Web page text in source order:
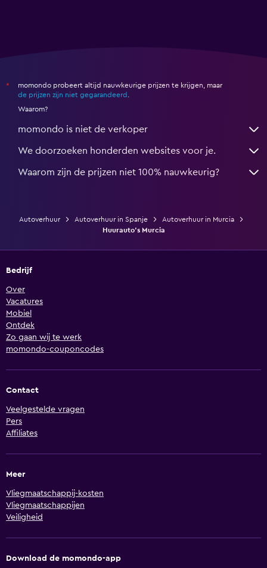
*
momondo probeert altijd nauwkeurige prijzen te krijgen, maar
de prijzen zijn niet gegarandeerd
Waarom?
momondo is niet de verkoper
We doorzoeken honderden websites voor je.
Waarom zijn de prijzen niet 100% nauwkeurig?
Autoverhuur Autoverhuur in Spanje
Autoverhuur in Murcia
Huurauto's Murcia
Bedrijf
Over
Vacatures
Mobiel
Ontdek
Zo gaan wij te werk
momondo-couponcodes
Contact
Veelgestelde vragen
Pers
Affiliates
Meer
Vliegmaatschappij-kosten
Vliegmaatschappijen
Veiligheid
Download de momondo-app